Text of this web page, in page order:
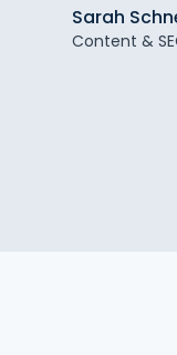
Sarah
Content &